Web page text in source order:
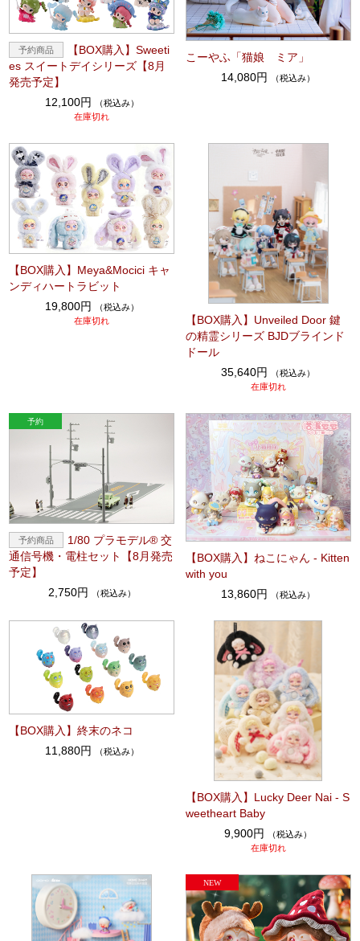
【BOX購入】Sweeti
es スイートデイシリーズ【8月
発売予定】
12,100円
（税込み）
在庫切れ
こーやふ「猫娘 ミア」
14,080円
（税込み）
【BOX購入】Meya&Mocici キャ
ンディハートラビット
19,800円
（税込み）
在庫切れ
【BOX購入】Unveiled Door 鍵
の精霊シリーズ BJDブラインド
ドール
35,640円
（税込み）
在庫切れ
1/80 プラモデル® 交
通信号機・電柱セット【8月発売
予定】
2,750円
（税込み）
【BOX購入】ねこにゃん - Kitten
with you
13,860円
（税込み）
【BOX購入】終末のネコ
11,880円
（税込み）
【BOX購入】Lucky Deer Nai - S
weetheart Baby
9,900円
（税込み）
在庫切れ